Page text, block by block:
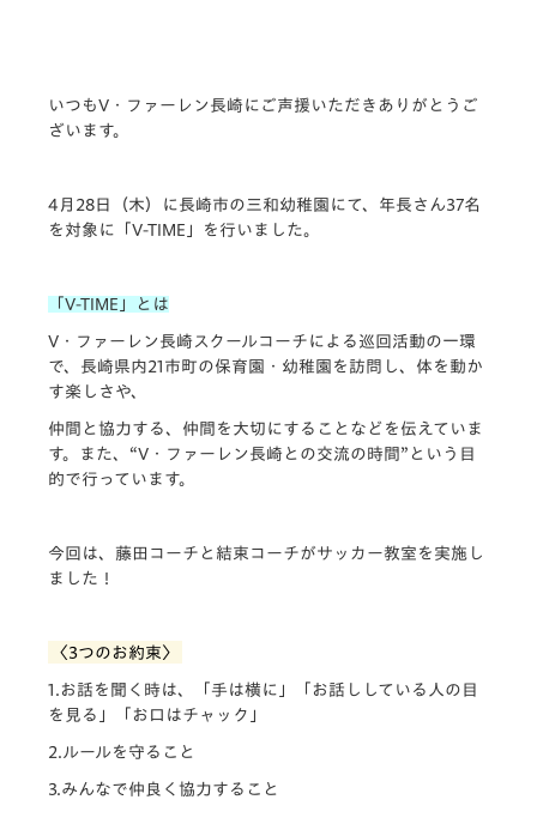
いつもV・ファーレン長崎にご声援いただきありがとうご
ざいます。
4月28日（木）に長崎市の三和幼稚園にて、年長さん37名
を対象に「V-TIME」を行いました。
「V-TIME」とは
V・ファーレン長崎スクールコーチによる巡回活動の一環
で、長崎県内21市町の保育園・幼稚園を訪問し、体を動か
す楽しさや、
仲間と協力する、仲間を大切にすることなどを伝えていま
す。また、“V・ファーレン長崎との交流の時間”という目
的で行っています。
今回は、藤田コーチと結束コーチがサッカー教室を実施し
ました！
〈3つのお約束〉
1.お話を聞く時は、「手は横に」「お話ししている人の目
を見る」「お口はチャック」
2.ルールを守ること
3.みんなで仲良く協力すること